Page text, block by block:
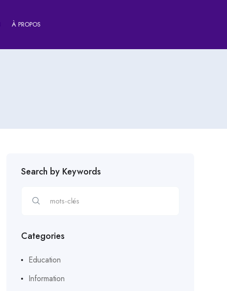
À PROPOS
Search by Keywords
Categories
Education
Information